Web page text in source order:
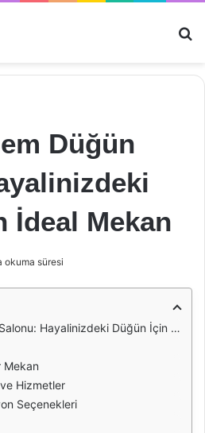
Düğün
İdeal Mekan
okuma süresi
Hayalinizdeki Düğün İçin İdeal Mekan
Mekan
Hizmetler
Seçenekleri